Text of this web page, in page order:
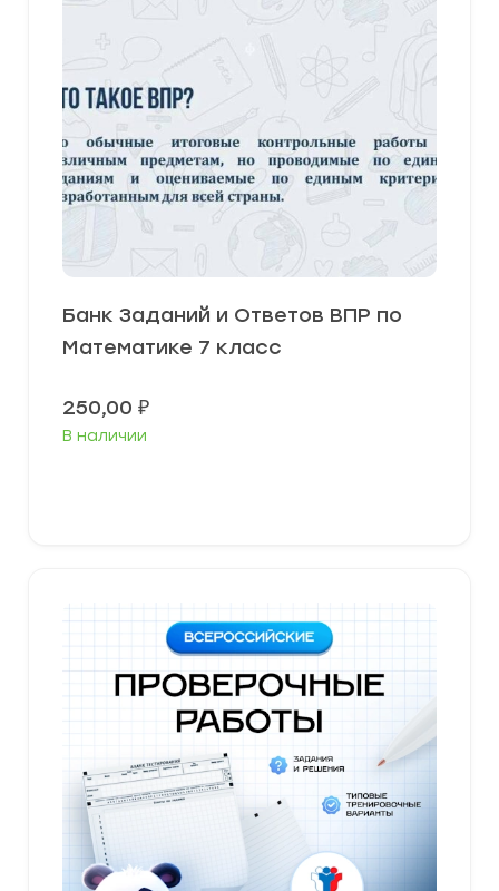
Банк Заданий и Ответов ВПР по
Математике 7 класс
250,00 ₽
В наличии